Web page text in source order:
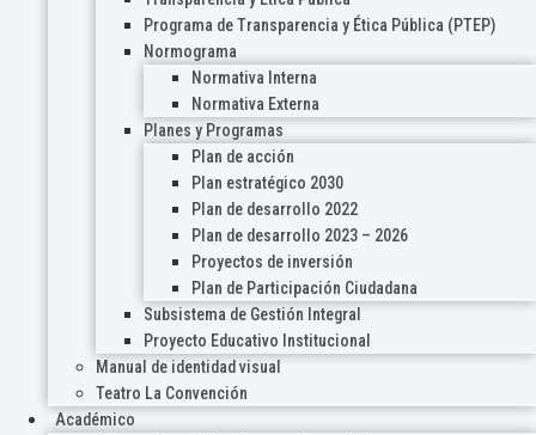
Programa de Transparencia y Ética Pública (PTEP)
Normograma
Normativa Interna
Normativa Externa
Planes y Programas
Plan de acción
Plan estratégico 2030
Plan de desarrollo 2022
Plan de desarrollo 2023 – 2026
Proyectos de inversión
Plan de Participación Ciudadana
Subsistema de Gestión Integral
Proyecto Educativo Institucional
Manual de identidad visual
Teatro La Convención
Académico